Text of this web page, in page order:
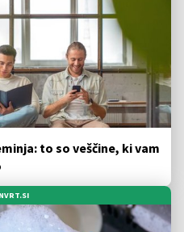
to so veščine, ki vam